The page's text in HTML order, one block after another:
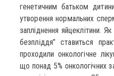
генетичним батьком
утворення нормальних
запліднення яйцеклітини.
безпліддя” ставиться
проходили онкологічне
що понад 5% онкологічних